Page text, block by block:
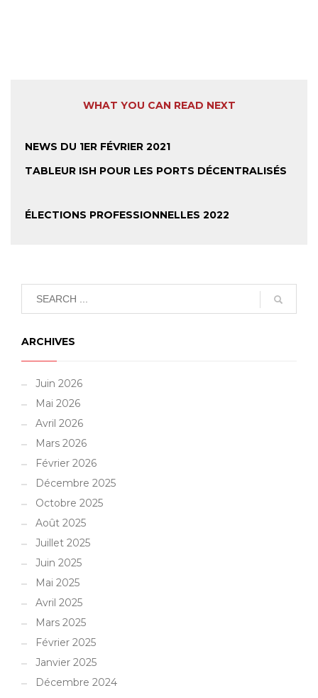
WHAT YOU CAN READ NEXT
NEWS DU 1ER FÉVRIER 2021
TABLEUR ISH POUR LES PORTS DÉCENTRALISÉS
ÉLECTIONS PROFESSIONNELLES 2022
ARCHIVES
Juin 2026
Mai 2026
Avril 2026
Mars 2026
Février 2026
Décembre 2025
Octobre 2025
Août 2025
Juillet 2025
Juin 2025
Mai 2025
Avril 2025
Mars 2025
Février 2025
Janvier 2025
Décembre 2024